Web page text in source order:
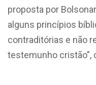
proposta por
alguns princípios
contraditórias e não
testemunho cristão”,